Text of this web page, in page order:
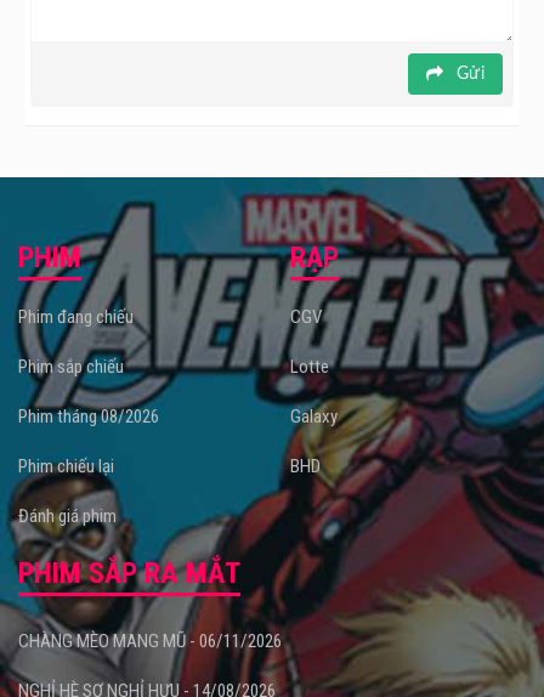
Gửi
PHIM
Phim đang chiếu
Phim sắp chiếu
Phim tháng 08/2026
Phim chiếu lại
Đánh giá phim
RẠP
CGV
Lotte
Galaxy
BHD
PHIM SẮP RA MẮT
CHÀNG MÈO MANG MŨ - 06/11/2026
NGHỈ HÈ SỢ NGHỈ HƯU - 14/08/2026